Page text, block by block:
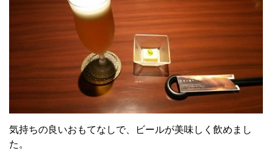
気持ちの良いおもてなしで、ビールが美味しく飲めまし
た。